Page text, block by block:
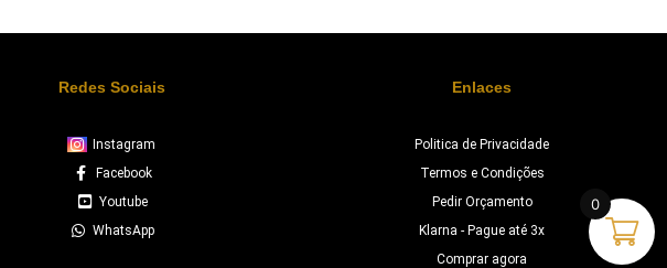
Redes Sociais
Instagram
Facebook
Youtube
WhatsApp
Enlaces
Politica de Privacidade
Termos e Condições
Pedir Orçamento
Klarna - Pague até 3x
Comprar agora
0